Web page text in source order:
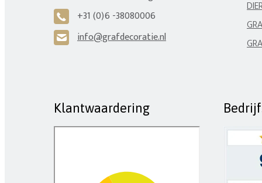
A +31 (0)6 -38080006
H info@grafdecoratie.nl
Klantwaardering